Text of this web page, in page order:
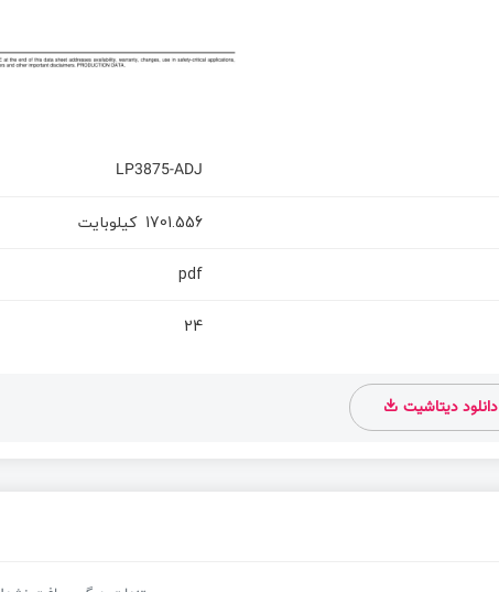
LP3875-ADJ
1701.556 کیلوبایت
pdf
24
دانلود دیتاشیت